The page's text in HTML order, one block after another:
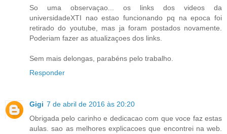
So uma observaçao... os links dos videos da
universidadeXTI nao estao funcionando pq na epoca foi
retirado do youtube, mas ja foram postados novamente.
Poderiam fazer as atualizaçoes dos links.
Sem mais delongas, parabéns pelo trabalho.
Responder
Gigi 7 de abril de 2016 às 20:20
Obrigada pelo carinho e dedicacao com que voce faz estas
aulas. sao as melhores explicacoes que encontrei na web.